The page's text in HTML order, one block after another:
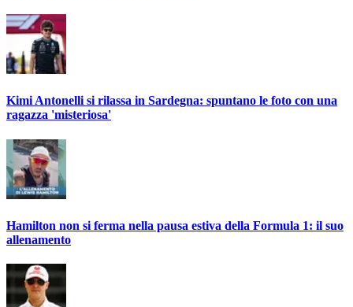
Kimi Antonelli si rilassa in Sardegna: spuntano le foto con una
ragazza 'misteriosa'
Hamilton non si ferma nella pausa estiva della Formula 1: il suo
allenamento